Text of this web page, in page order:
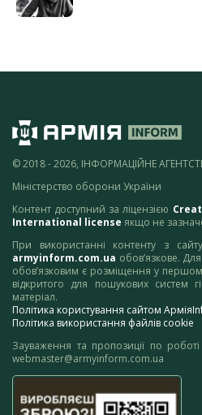
© 2018 - 2026, ІНФОРМАЦІЙНЕ
Міністерство оборони України
Контент доступний за ліцензією
International license якщо не
При використанні контенту з
armyinform.com.ua обов’язкове.
обов’язковим є розміщення у
відкритого для пошукових систем
матеріал.
Політика користування сайтом
Політика використання файлів cookie
Зауваження та пропозиції по
webmaster@armyinform.com.ua